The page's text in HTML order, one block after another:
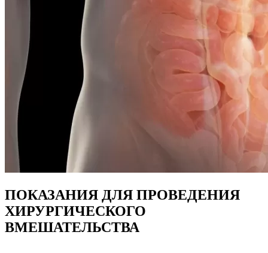
ПОКАЗАНИЯ ДЛЯ ПРОВЕДЕНИЯ
ХИРУРГИЧЕСКОГО
ВМЕШАТЕЛЬСТВА